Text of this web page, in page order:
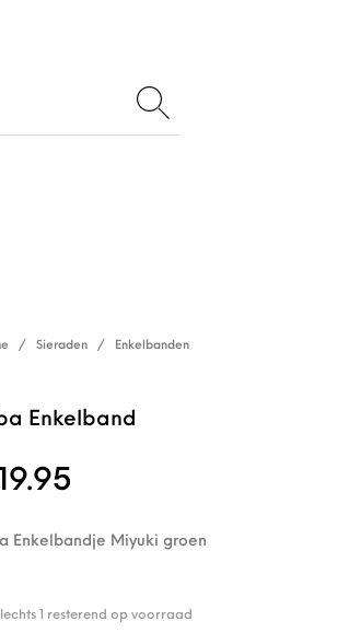
/ Sieraden / Enkelbanden
Enkelband
19.95
Enkelbandje Miyuki groen
1 resterend op voorraad